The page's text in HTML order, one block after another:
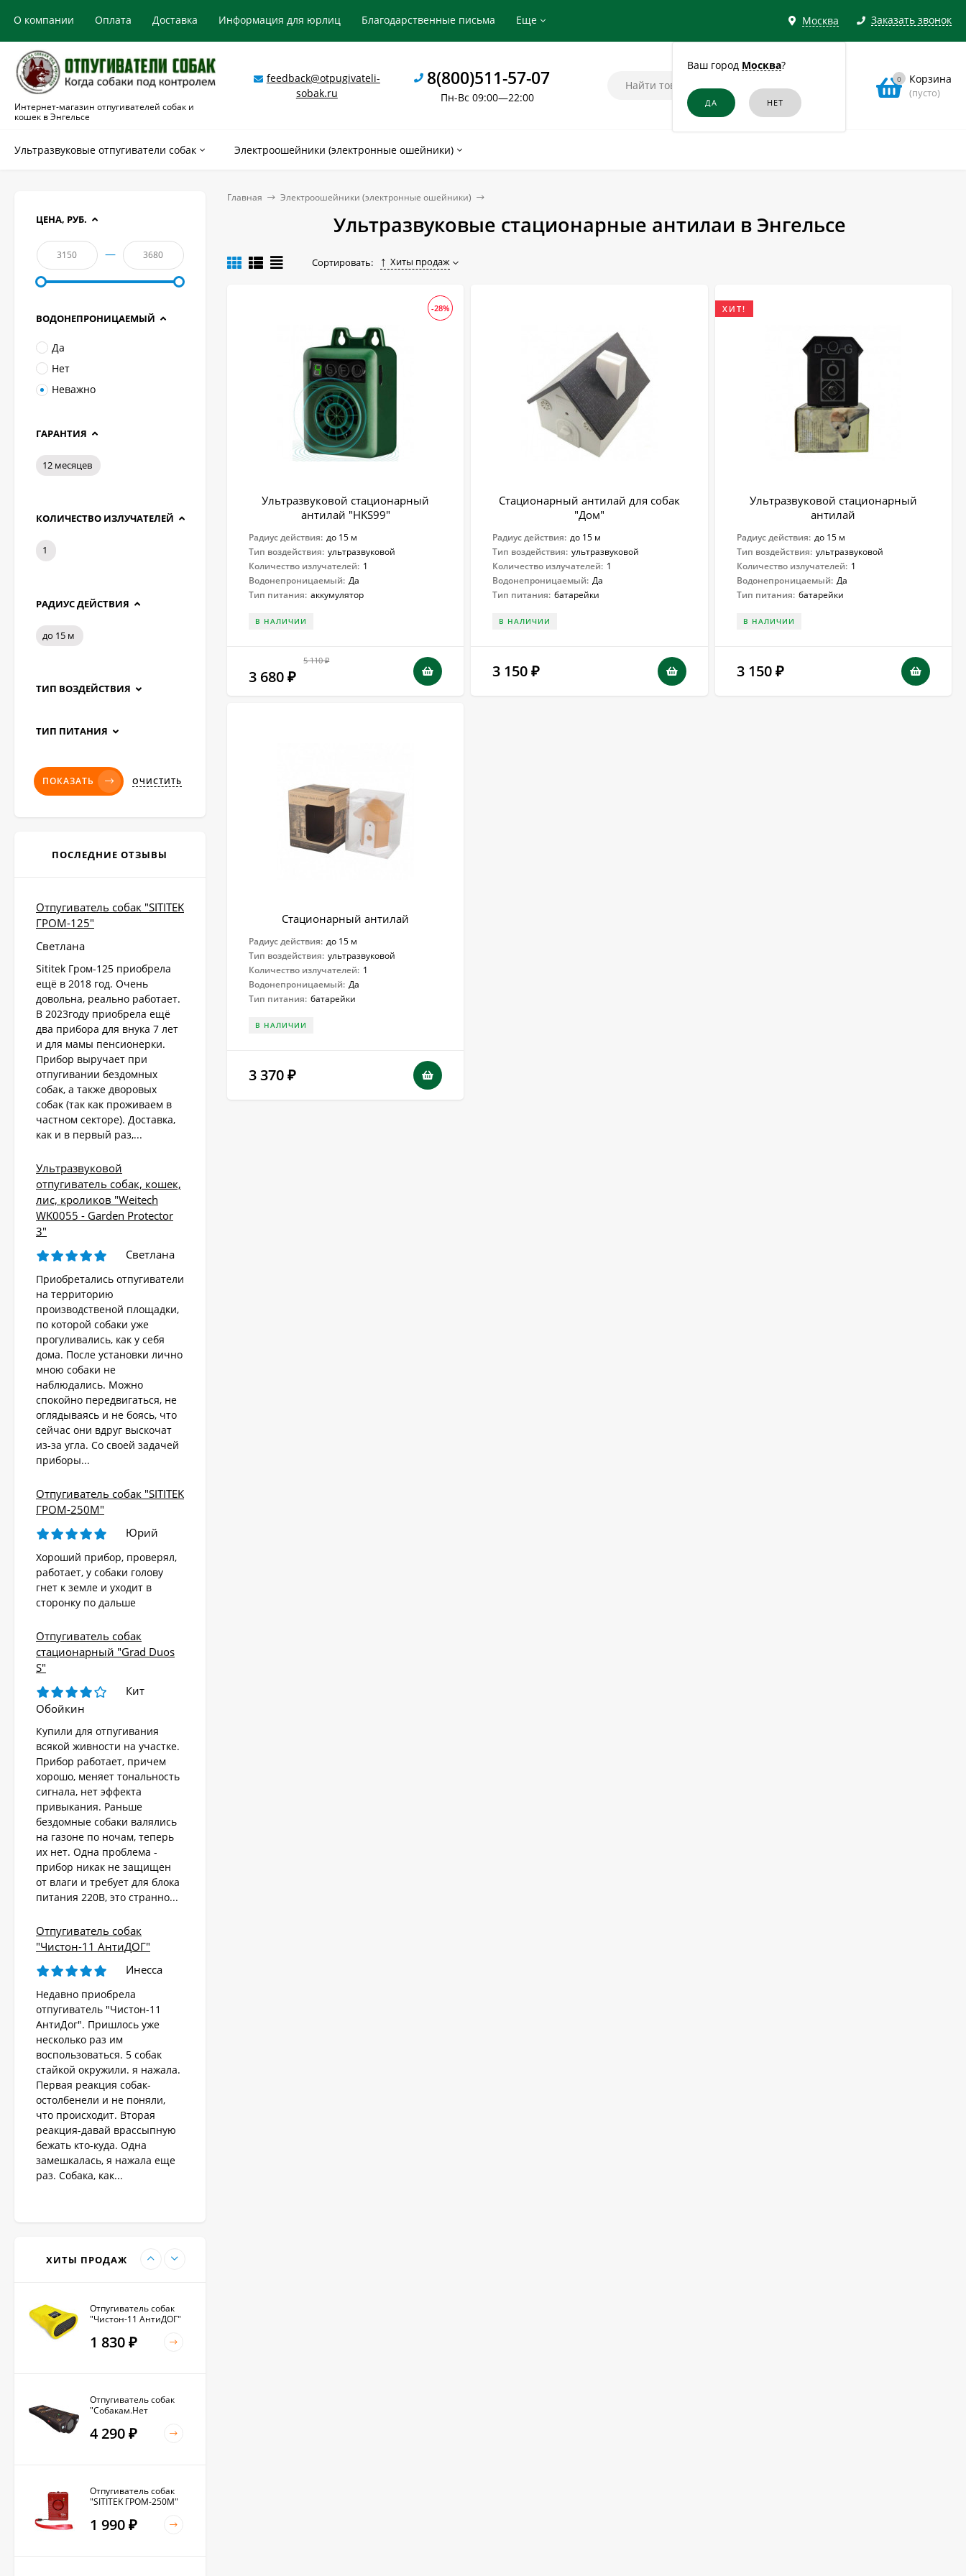
Москва
Ваш город Москва?
Заказать звонок
О компании Оплата Доставка Информация для юрлиц Благодарственные письма Еще
Интернет-магазин отпугивателей собак и
кошек в Энгельсе
feedback@otpugivateli-
sobak.ru
8(800)511-57-07
Пн-Вс 09:00—22:00
0 Корзина
(пусто)
Ультразвуковые отпугиватели собак Электроошейники (электронные ошейники)
Главная Электроошейники (электронные ошейники)
Ультразвуковые стационарные антилаи в Энгельсе
Сортировать: Хиты продаж
-28%
Ультразвуковой стационарный
антилай "HKS99"
Радиус действия: до 15 м
Тип воздействия: ультразвуковой
Количество излучателей: 1
Водонепроницаемый: Да
Тип питания: аккумулятор
В НАЛИЧИИ
5 110₽
3 680 ₽
Стационарный антилай для собак
"Дом"
Радиус действия: до 15 м
Тип воздействия: ультразвуковой
Количество излучателей: 1
Водонепроницаемый: Да
Тип питания: батарейки
В НАЛИЧИИ
3 150₽
ХИТ!
Ультразвуковой стационарный
антилай
Радиус действия: до 15 м
Тип воздействия: ультразвуковой
Количество излучателей: 1
Водонепроницаемый: Да
Тип питания: батарейки
В НАЛИЧИИ
3 150 ₽
Стационарный антилай
Радиус действия: до 15 м
Тип воздействия: ультразвуковой
Количество излучателей: 1
Водонепроницаемый: Да
Тип питания: батарейки
В НАЛИЧИИ
3 370 ₽
ЦЕНА, РУБ.
—
ВОДОНЕПРОНИЦАЕМЫЙ
Да
Нет
Неважно
ГАРАНТИЯ
12 месяцев
КОЛИЧЕСТВО ИЗЛУЧАТЕЛЕЙ
1
РАДИУС ДЕЙСТВИЯ
до 15 м
ТИП ВОЗДЕЙСТВИЯ
ТИП ПИТАНИЯ
ПОКАЗАТЬ ОЧИСТИТЬ
ПОСЛЕДНИЕ ОТЗЫВЫ
Отпугиватель собак "SITITEK
ГРОМ-125"
Светлана
Sititek Гром-125 приобрела
ещё в 2018 год. Очень
довольна, реально работает.
В 2023году приобрела ещё
два прибора для внука 7 лет
и для мамы пенсионерки.
Прибор выручает при
отпугивании бездомных
собак, а также дворовых
собак (так как проживаем в
частном секторе). Доставка,
как и в первый раз,...
Ультразвуковой
отпугиватель собак, кошек,
лис, кроликов "Weitech
WK0055 - Garden Protector
3"
Светлана
Приобретались отпугиватели
на территорию
производственой площадки,
по которой собаки уже
прогуливались, как у себя
дома. После установки лично
мною собаки не
наблюдались. Можно
спокойно передвигаться, не
оглядываясь и не боясь, что
сейчас они вдруг выскочат
из-за угла. Со своей задачей
приборы...
Отпугиватель собак "SITITEK
ГРОМ-250М"
Юрий
Хороший прибор, проверял,
работает, у собаки голову
гнет к земле и уходит в
сторонку по дальше
Отпугиватель собак
стационарный "Grad Duos
S"
Кит
Обойкин
Купили для отпугивания
всякой живности на участке.
Прибор работает, причем
хорошо, меняет тональность
сигнала, нет эффекта
привыкания. Раньше
бездомные собаки валялись
на газоне по ночам, теперь
их нет. Одна проблема -
прибор никак не защищен
от влаги и требует для блока
питания 220В, это странно...
Отпугиватель собак
"Чистон-11 АнтиДОГ"
Инесса
Недавно приобрела
отпугиватель "Чистон-11
АнтиДог". Пришлось уже
несколько раз им
воспользоваться. 5 собак
стайкой окружили. я нажала.
Первая реакция собак-
остолбенели и не поняли,
что происходит. Вторая
реакция-давай врассыпную
бежать кто-куда. Одна
замешкалась, я нажала еще
раз. Собака, как...
ХИТЫ ПРОДАЖ
Стационарный
отпугиватель
животных «AR-2403
Solar»
4 570₽
Ультразвуковой
отпугиватель собак,
кошек, лис, кроликов
"Weitech WK0055 -
8 690₽
Электроошейник для
дрессировки собак
«PET998DB»
3 480 ₽
Ошейник антилай
1 890₽
Отпугиватель собак
"Чистон-11 АнтиДОГ"
1 830 ₽
Отпугиватель собак
"Собакам.Нет
4 290 ₽
Отпугиватель собак
"SITITEK ГРОМ-250М"
1 990 ₽